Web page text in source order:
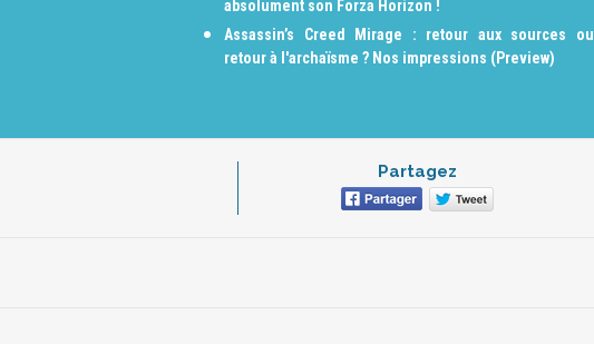
absolument son Forza Horizon !
Assassin’s Creed Mirage : retour aux sources ou
retour à l'archaïsme ? Nos impressions (Preview)
Partagez